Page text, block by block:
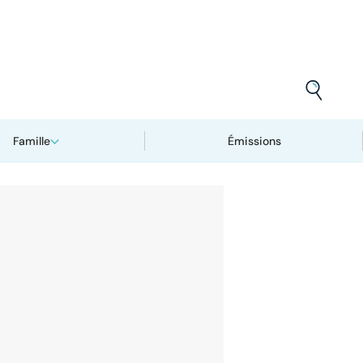
Famille Émissions